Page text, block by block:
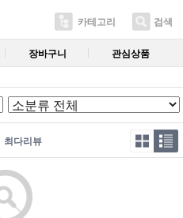
카테고리 검색
장바구니 관심상품
최다리뷰